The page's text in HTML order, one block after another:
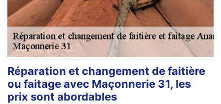
Réparation et changement de faitière
ou faitage avec Maçonnerie 31, les
prix sont abordables